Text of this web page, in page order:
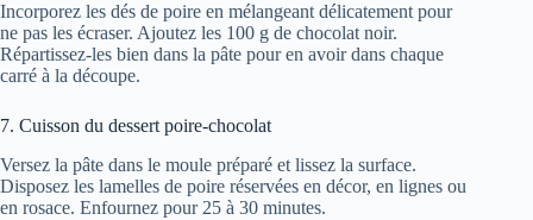
Incorporez les dés de poire en mélangeant délicatement pour
ne pas les écraser. Ajoutez les 100 g de chocolat noir.
Répartissez-les bien dans la pâte pour en avoir dans chaque
carré à la découpe.
7. Cuisson du dessert poire-chocolat
Versez la pâte dans le moule préparé et lissez la surface.
Disposez les lamelles de poire réservées en décor, en lignes ou
en rosace. Enfournez pour 25 à 30 minutes.